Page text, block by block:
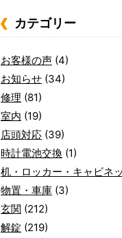
カテゴリー
お客様の声 (4)
お知らせ (34)
修理 (81)
室内 (19)
店頭対応 (39)
時計電池交換 (1)
机・ロッカー・キャビネ
物置・車庫 (3)
玄関 (212)
解錠 (219)